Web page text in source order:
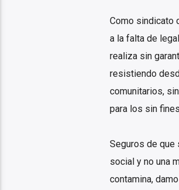
Como sindicato
a la falta de
realiza sin
resistiendo
comunitarios,
para los sin
Seguros de que
social y no una
contamina,